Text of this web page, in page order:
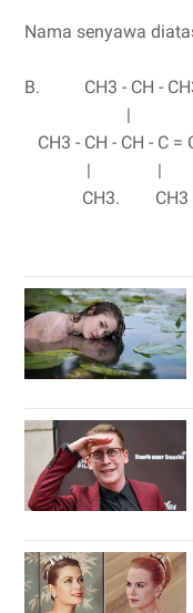
Nama senyawa
B. CH3 - CH -
|
CH3 - CH - CH - C =
| |
CH3. CH3